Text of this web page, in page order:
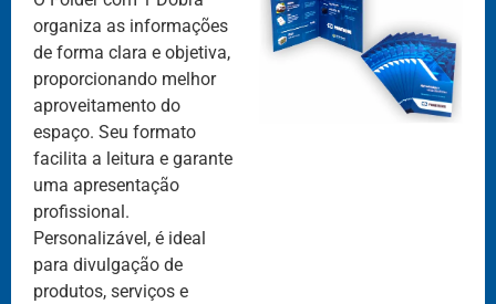
organiza as informações
de forma clara e objetiva,
proporcionando melhor
aproveitamento do
espaço. Seu formato
facilita a leitura e garante
uma apresentação
profissional.
Personalizável, é ideal
para divulgação de
produtos, serviços e